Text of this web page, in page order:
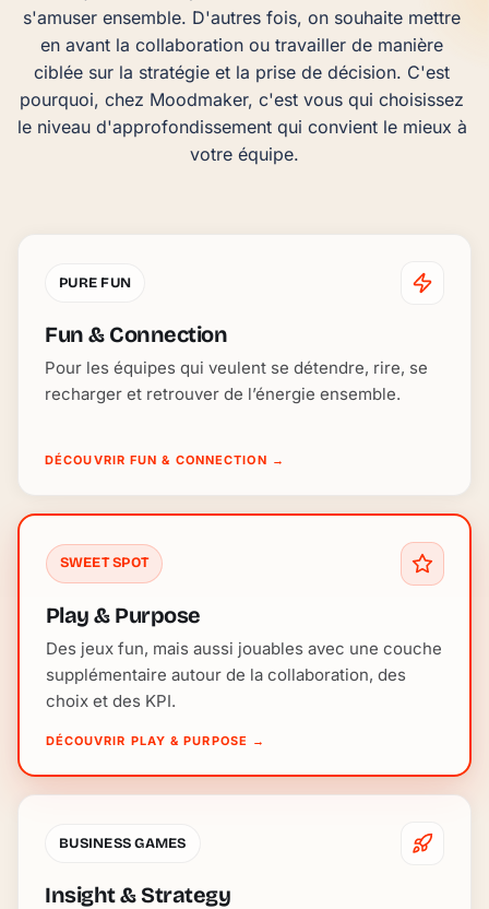
s'amuser ensemble. D'autres fois, on souhaite mettre
en avant la collaboration ou travailler de manière
ciblée sur la stratégie et la prise de décision. C'est
pourquoi, chez Moodmaker, c'est vous qui choisissez
le niveau d'approfondissement qui convient le mieux à
votre équipe.
PURE FUN
Fun & Connection
Pour les équipes qui veulent se détendre, rire, se
recharger et retrouver de l’énergie ensemble.
DÉCOUVRIR FUN & CONNECTION →
SWEET SPOT
Play & Purpose
Des jeux fun, mais aussi jouables avec une couche
supplémentaire autour de la collaboration, des
choix et des KPI.
DÉCOUVRIR PLAY & PURPOSE →
BUSINESS GAMES
Insight & Strategy